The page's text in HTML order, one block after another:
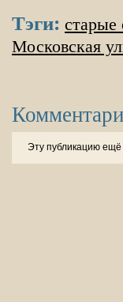
Тэги: старые
Московская
Эту публикацию